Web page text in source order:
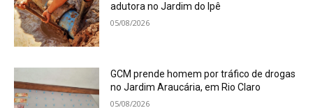
adutora no Jardim do Ipê
05/08/2026
GCM prende homem por tráfico de drogas
no Jardim Araucária, em Rio Claro
05/08/2026